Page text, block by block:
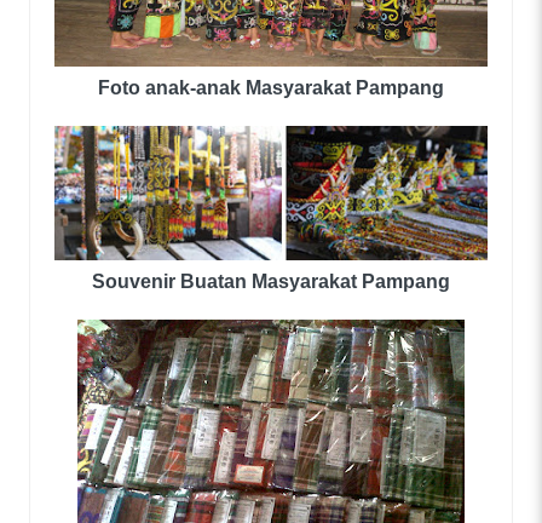
Foto anak-anak Masyarakat Pampang
Souvenir Buatan Masyarakat Pampang